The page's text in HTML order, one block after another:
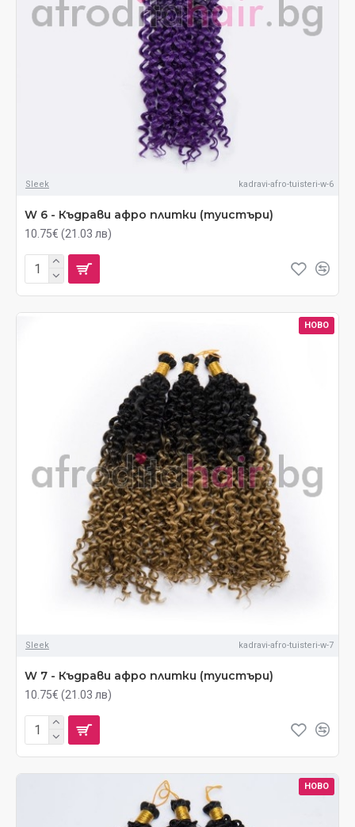
Sleek kadravi-afro-tuisteri-w-6
W 6 - Къдрави афро плитки (туистъри)
10.75€ (21.03 лв)
НОВО
Sleek kadravi-afro-tuisteri-w-7
W 7 - Къдрави афро плитки (туистъри)
10.75€ (21.03 лв)
НОВО